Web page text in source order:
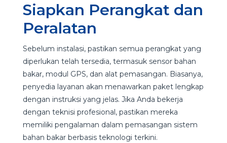
Siapkan Perangkat dan
Peralatan
Sebelum instalasi, pastikan semua perangkat yang
diperlukan telah tersedia, termasuk sensor bahan
bakar, modul GPS, dan alat pemasangan. Biasanya,
penyedia layanan akan menawarkan paket lengkap
dengan instruksi yang jelas. Jika Anda bekerja
dengan teknisi profesional, pastikan mereka
memiliki pengalaman dalam pemasangan sistem
bahan bakar berbasis teknologi terkini.